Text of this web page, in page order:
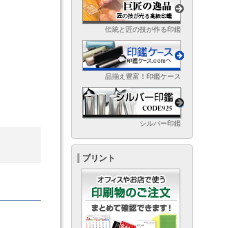
伝統と匠の技が作る印鑑
品揃え豊富！印鑑ケース
シルバー印鑑
プリント